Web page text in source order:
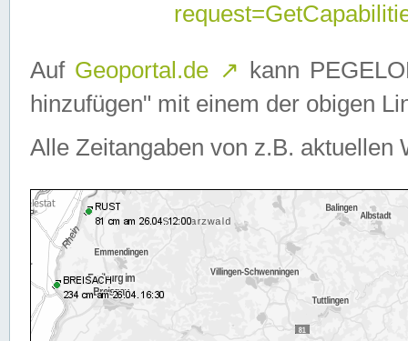
Auf Geoportal.de ↗ kann
hinzufügen" mit einem der obigen
Alle Zeitangaben von z.B. aktuellen